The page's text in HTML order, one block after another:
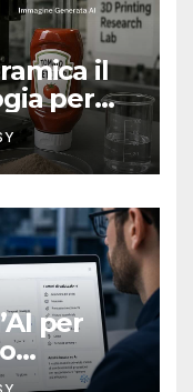
il
per
la
per